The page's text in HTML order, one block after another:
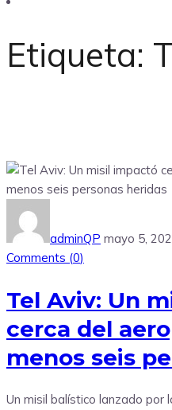
Etiqueta:
adminQP mayo 5,
Comments (0)
Tel Aviv: Un
cerca del
menos seis
Un misil balístico lanzado por